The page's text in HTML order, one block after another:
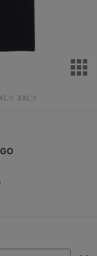
XL:☓ XXL:☓